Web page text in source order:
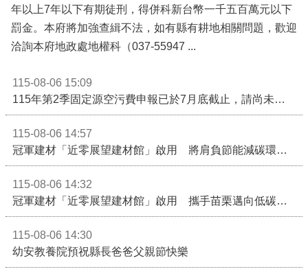
年以上7年以下有期徒刑，得併科新台幣一千五百萬元以下
罰金。本府將加強查緝不法，如有縣有耕地相關問題，歡迎
115-08-06 15:09
115-08-06 14:57
115-08-06 14:32
115-08-06 14:30
幼安教養院預祝縣長爸爸父親節快樂